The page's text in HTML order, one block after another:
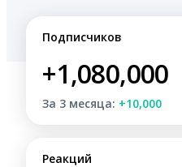
Подписчиков
+1,080,000
За 3 месяца: +10,000
Реакций